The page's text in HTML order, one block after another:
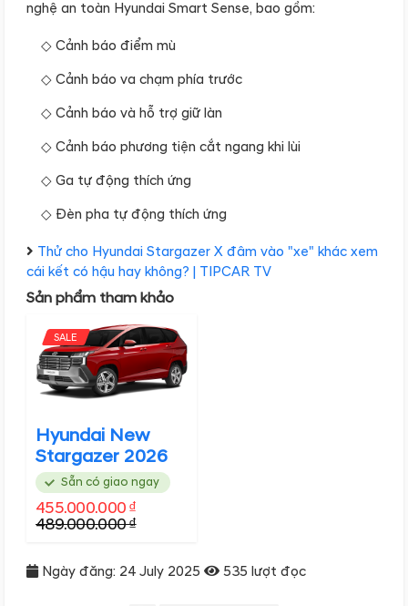
nghệ an toàn Hyundai Smart Sense, bao gồm:
Cảnh báo điểm mù
Cảnh báo va chạm phía trước
Cảnh báo và hỗ trợ giữ làn
Cảnh báo phương tiện cắt ngang khi lùi
Ga tự động thích ứng
Đèn pha tự động thích ứng
Thử cho Hyundai Stargazer X đâm vào "xe" khác xem
cái kết có hậu hay không? | TIPCAR TV
Sản phẩm tham khảo
SALE
Hyundai New
Stargazer 2026
Sẵn có giao ngay
455.000.000 ₫
489.000.000 ₫
Ngày đăng: 24 July 2025 535 lượt đọc